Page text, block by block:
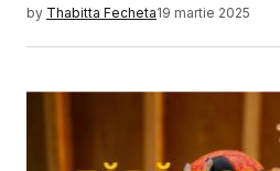
by Thabitta Fecheta19 martie 2025